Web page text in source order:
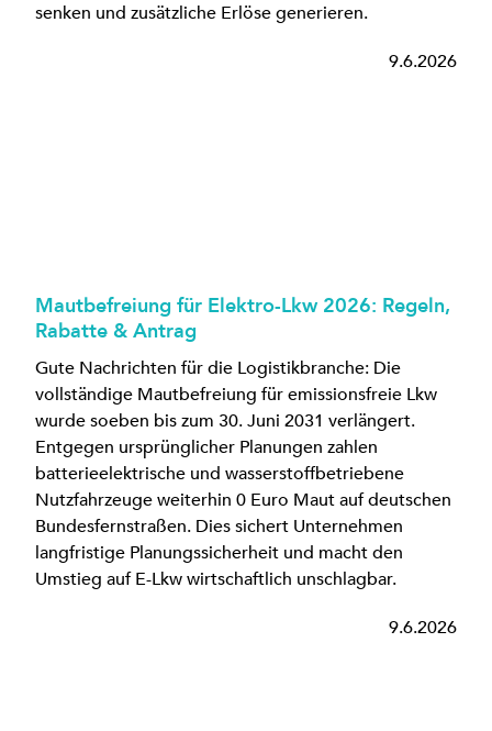
senken und zusätzliche Erlöse generieren.
9.6.2026
Mautbefreiung für Elektro-Lkw 2026: Regeln,
Rabatte & Antrag
Gute Nachrichten für die Logistikbranche: Die
vollständige Mautbefreiung für emissionsfreie Lkw
wurde soeben bis zum 30. Juni 2031 verlängert.
Entgegen ursprünglicher Planungen zahlen
batterieelektrische und wasserstoffbetriebene
Nutzfahrzeuge weiterhin 0 Euro Maut auf deutschen
Bundesfernstraßen. Dies sichert Unternehmen
langfristige Planungssicherheit und macht den
Umstieg auf E-Lkw wirtschaftlich unschlagbar.
9.6.2026